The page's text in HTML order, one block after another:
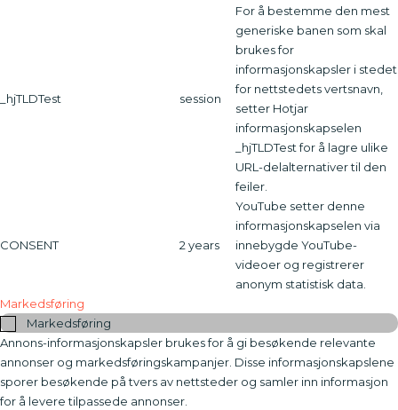
_hjTLDTest session
For å bestemme den mest
generiske banen som skal
brukes for
informasjonskapsler i stedet
for nettstedets vertsnavn,
setter Hotjar
informasjonskapselen
_hjTLDTest for å lagre ulike
URL-delalternativer til den
feiler.
CONSENT 2 years
YouTube setter denne
informasjonskapselen via
innebygde YouTube-
videoer og registrerer
anonym statistisk data.
Markedsføring
Markedsføring
Annons-informasjonskapsler brukes for å gi besøkende relevante
annonser og markedsføringskampanjer. Disse informasjonskapslene
sporer besøkende på tvers av nettsteder og samler inn informasjon
for å levere tilpassede annonser.